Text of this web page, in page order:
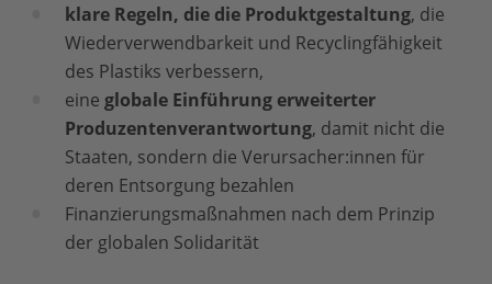
klare Regeln, die die Produktgestaltung, die
Wiederverwendbarkeit und Recyclingfähigkeit
des Plastiks verbessern,
eine globale Einführung erweiterter
Produzentenverantwortung, damit nicht die
Staaten, sondern die Verursacher:innen für
deren Entsorgung bezahlen
Finanzierungsmaßnahmen nach dem Prinzip
der globalen Solidarität